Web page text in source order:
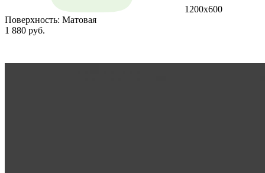
1200х600
Поверхность: Матовая
1 880 руб.